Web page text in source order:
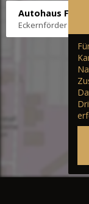
Autohaus Fräter
Eckernförder Str. /